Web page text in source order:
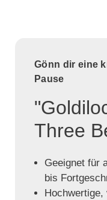
Gönn dir eine
Pause
Three
Geeignet für
bis